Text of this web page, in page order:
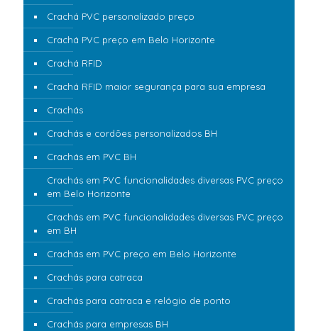
Crachá PVC personalizado preço
Crachá PVC preço em Belo Horizonte
Crachá RFID
Crachá RFID maior segurança para sua empresa
Crachás
Crachás e cordões personalizados BH
Crachás em PVC BH
Crachás em PVC funcionalidades diversas PVC preço
em Belo Horizonte
Crachás em PVC funcionalidades diversas PVC preço
em BH
Crachás em PVC preço em Belo Horizonte
Crachás para catraca
Crachás para catraca e relógio de ponto
Crachás para empresas BH